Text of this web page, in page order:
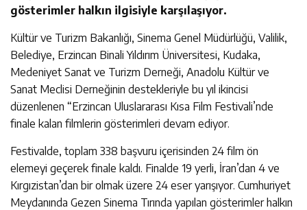
gösterimler halkın ilgisiyle karşılaşıyor.
Kültür ve Turizm Bakanlığı, Sinema Genel Müdürlüğü, Valilik,
Belediye, Erzincan Binali Yıldırım Üniversitesi, Kudaka,
Medeniyet Sanat ve Turizm Derneği, Anadolu Kültür ve
Sanat Meclisi Derneğinin destekleriyle bu yıl ikincisi
düzenlenen “Erzincan Uluslararası Kısa Film Festivali’nde
finale kalan filmlerin gösterimleri devam ediyor.
Festivalde, toplam 338 başvuru içerisinden 24 film ön
elemeyi geçerek finale kaldı. Finalde 19 yerli, İran’dan 4 ve
Kırgızistan’dan bir olmak üzere 24 eser yarışıyor. Cumhuriyet
Meydanında Gezen Sinema Tırında yapılan gösterimler halkın